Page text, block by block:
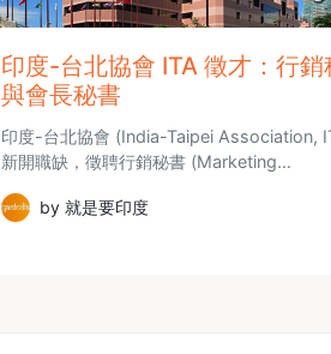
印度-台北協會 ITA 徵才：行銷
與會長秘書
印度-台北協會 (India-Taipei Association,
新開職缺，徵聘行銷秘書 (Marketing…
by 就是要印度